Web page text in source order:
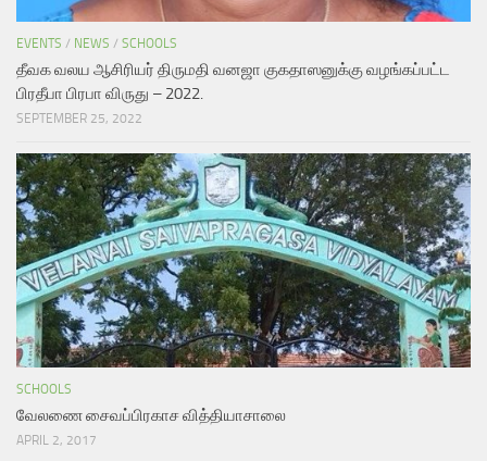
EVENTS / NEWS / SCHOOLS
தீவக வலய ஆசிரியர் திருமதி வனஜா குகதாஸனுக்கு வழங்கப்பட்ட
பிரதீபா பிரபா விருது – 2022.
SEPTEMBER 25, 2022
SCHOOLS
வேலணை சைவப்பிரகாச வித்தியாசாலை
APRIL 2, 2017